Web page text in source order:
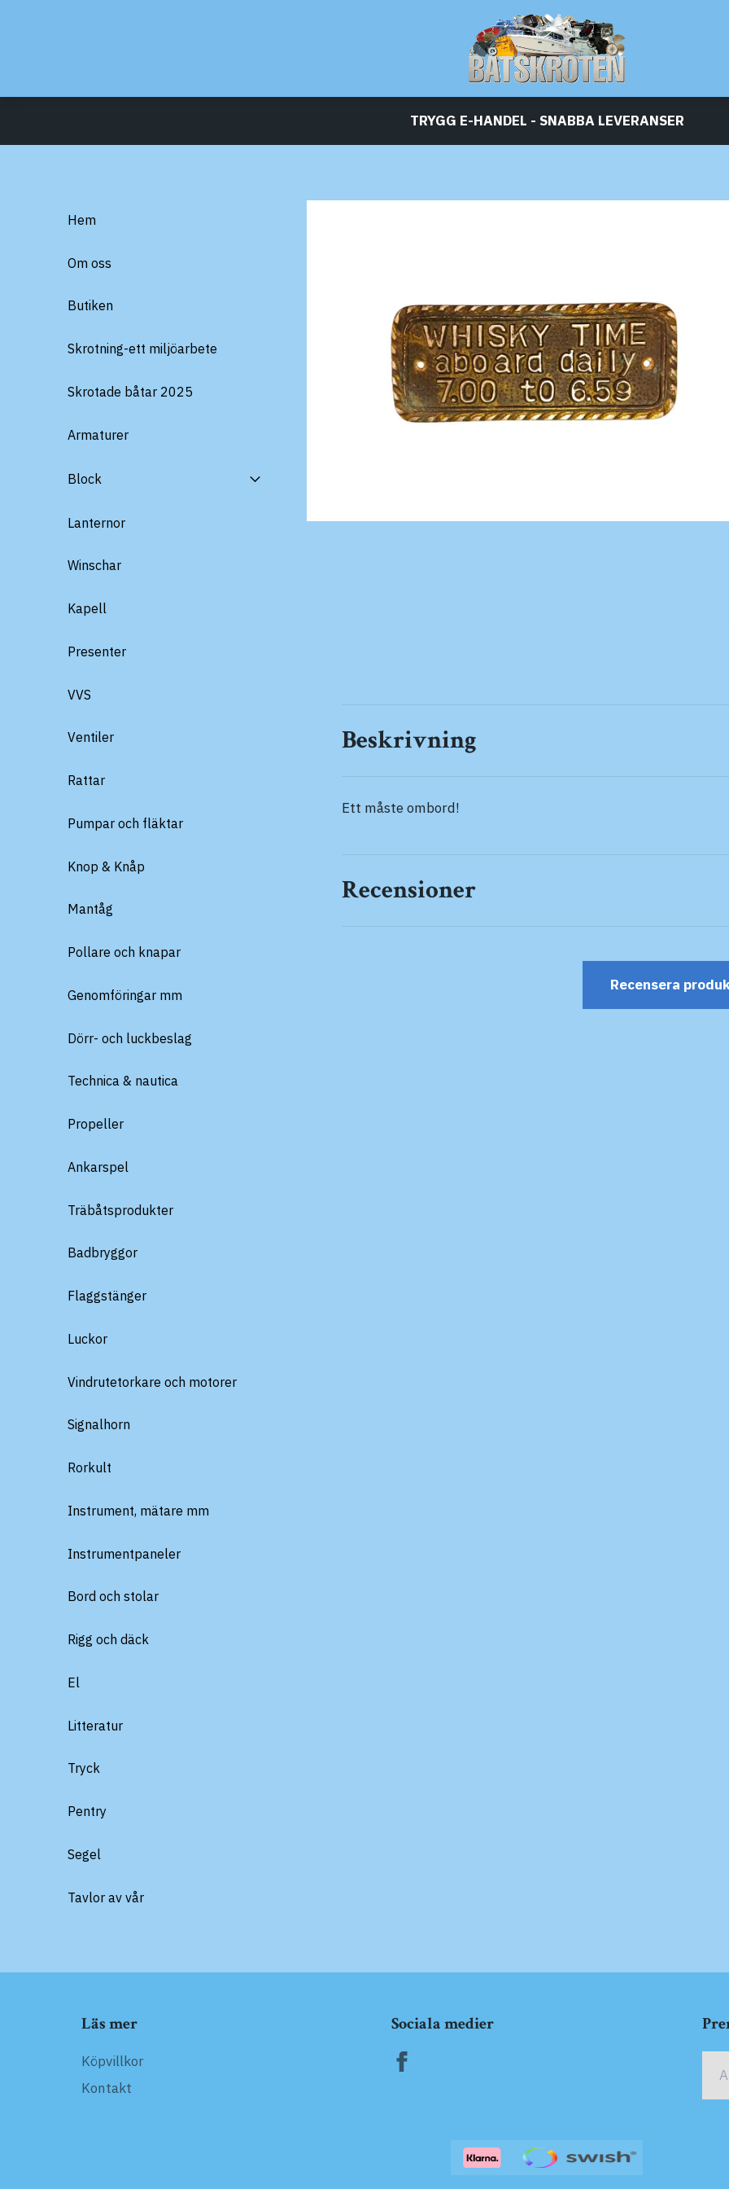
TRYGG E-HANDEL - SNABBA LEVERANSER
Hem
Om oss
Butiken
Skrotning-ett miljöarbete
Skrotade båtar 2025
Armaturer
Block
Lanternor
Winschar
Kapell
Presenter
VVS
Ventiler
Rattar
Pumpar och fläktar
Knop & Knåp
Mantåg
Pollare och knapar
Genomföringar mm
Dörr- och luckbeslag
Technica & nautica
Propeller
Ankarspel
Träbåtsprodukter
Badbryggor
Flaggstänger
Luckor
Vindrutetorkare och motorer
Signalhorn
Rorkult
Instrument, mätare mm
Instrumentpaneler
Bord och stolar
Rigg och däck
El
Litteratur
Tryck
Pentry
Segel
Tavlor av vår
Beskrivning
Ett måste ombord!
Recensioner
Recensera
Läs mer
Köpvillkor
Kontakt
Sociala medier